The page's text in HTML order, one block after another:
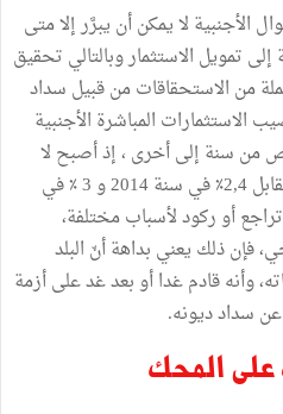
الأجنبية لا يمكن أن يبرَّر إلا متى
تمويل الاستثمار وبالتالي تحقيق
من الاستحقاقات من قبيل سداد
المباشرة الأجنبية
من سنة إلى أخرى ، إذ أصبح لا
يُمَثِّلُ سوى 2,8٪‏ في سنة 2015 مقابل 2,4٪‏ في سنة 2014 و 3 ٪‏ في
إلى تراجع أو ركود لأسباب مختلفة،
فإن ذلك يعني بداهة أنّ البلد
وأنه قادم غدا أو بعد غد على أزمة
سداد ديونه.
المحك